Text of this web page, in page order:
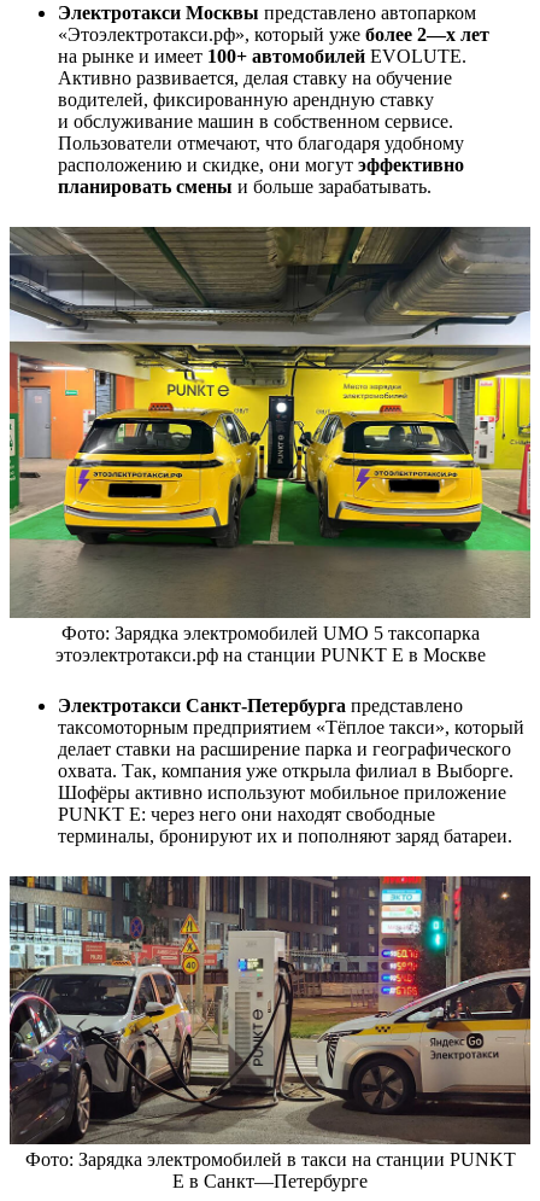
Электротакси Москвы представлено автопарком
«Этоэлектротакси.рф», который уже более 2—х лет
на рынке и имеет 100+ автомобилей EVOLUTE.
Активно развивается, делая ставку на обучение
водителей, фиксированную арендную ставку
и обслуживание машин в собственном сервисе.
Пользователи отмечают, что благодаря удобному
расположению и скидке, они могут эффективно
планировать смены и больше зарабатывать.
Фото: Зарядка электромобилей UMO 5 таксопарка
этоэлектротакси.рф на станции PUNKT E в Москве
Электротакси Санкт‑Петербурга представлено
таксомоторным предприятием «Тёплое такси», который
делает ставки на расширение парка и географического
охвата. Так, компания уже открыла филиал в Выборге.
Шофёры активно используют мобильное приложение
PUNKT E: через него они находят свободные
терминалы, бронируют их и пополняют заряд батареи.
Фото: Зарядка электромобилей в такси на станции PUNKT
E в Санкт—Петербурге